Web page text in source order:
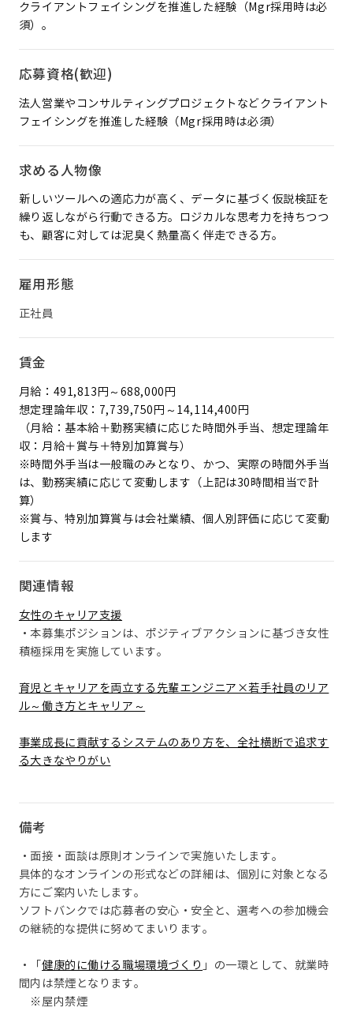
クライアントフェイシングを推進した経験（Mgr採用時は必
須）。
応募資格(歓迎)
法人営業やコンサルティングプロジェクトなどクライアント
フェイシングを推進した経験（Mgr採用時は必須）
求める人物像
新しいツールへの適応力が高く、データに基づく仮説検証を
繰り返しながら行動できる方。ロジカルな思考力を持ちつつ
も、顧客に対しては泥臭く熱量高く伴走できる方。
雇用形態
正社員
賃金
月給：491,813円～688,000円
想定理論年収：7,739,750円～14,114,400円
（月給：基本給＋勤務実績に応じた時間外手当、想定理論年
収：月給＋賞与＋特別加算賞与）
※時間外手当は一般職のみとなり、かつ、実際の時間外手当
は、勤務実績に応じて変動します（上記は30時間相当で計
算）
※賞与、特別加算賞与は会社業績、個人別評価に応じて変動
します
関連情報
女性のキャリア支援
・本募集ポジションは、ポジティブアクションに基づき女性
積極採用を実施しています。
育児とキャリアを両立する先輩エンジニア×若手社員のリア
ル～働き方とキャリア～
事業成長に貢献するシステムのあり方を、全社横断で追求す
る大きなやりがい
備考
・面接・面談は原則オンラインで実施いたします。
具体的なオンラインの形式などの詳細は、個別に対象となる
方にご案内いたします。
ソフトバンクでは応募者の安心・安全と、選考への参加機会
の継続的な提供に努めてまいります。
・「健康的に働ける職場環境づくり 」の一環として、就業時
間内は禁煙となります。
※屋内禁煙